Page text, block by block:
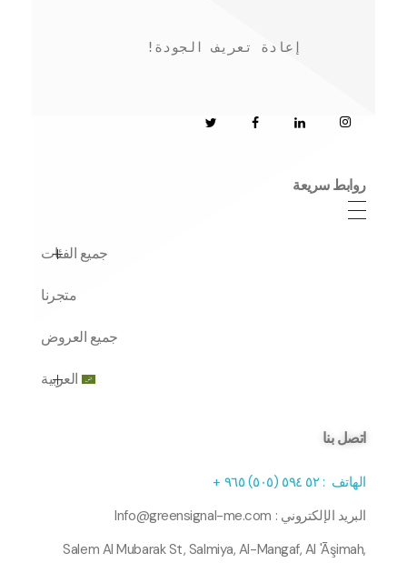
!إعادة تعريف الجودة
روابط سريعة
جميع الفئات
جهاز التعطير
الزيت العطري
بخاخ ملطف الجو
متجرنا
جميع العروض
العربية
اتصل بنا
الهاتف :٥٢ ٥۹٤ ( ٥ ۰٥ ) ۹٦٥
+
البريد الإلكتروني : Info@greensignal-me.com
Salem Al Mubarak St, Salmiya, Al-Mangaf, Al 'Āşimah,